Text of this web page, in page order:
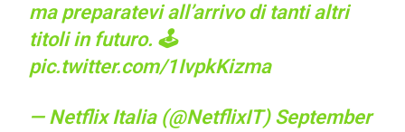
ma preparatevi all’arrivo di tanti altri
titoli in futuro. 🕹
pic.twitter.com/1IvpkKizma
— Netflix Italia (@NetflixIT) September